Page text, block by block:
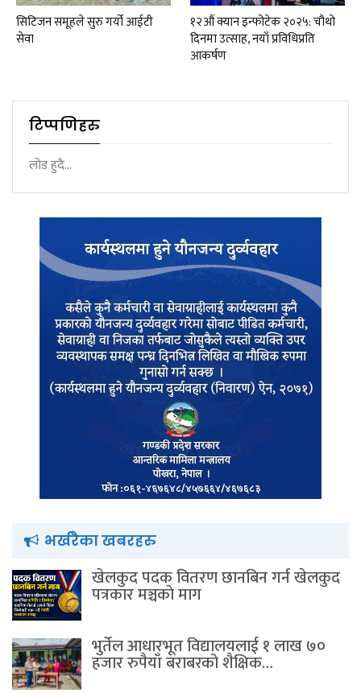
सिटिजन समूहले सुरु गर्यो आईटी
सेवा
१२औं क्यान इन्फोटेक २०२५: चौथो
दिनमा उत्साह, नयाँ प्रविधिप्रति
आकर्षण
टिप्पणिहरु
लोड हुदै...
भर्खरैका खबरहरु
खेलकुद पदक वितरण छानबिन गर्न खेलकुद
पत्रकार मञ्चकाे माग
भुर्तेल आधारभूत विद्यालयलाई १ लाख ७०
हजार रुपैयाँ बराबरको शैक्षिक…